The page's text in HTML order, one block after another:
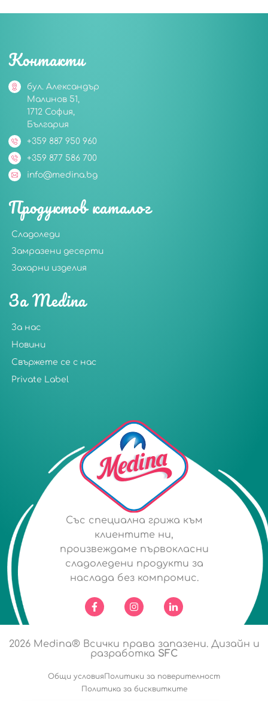
Със специална грижа към
клиентите ни,
произвеждаме първокласни
сладоледени продукти за
наслада без компромис.
За Medina
За нас
Новини
Свържете се с нас
Private Label
Продуктов каталог
Сладоледи
Замразени десерти
Захарни изделия
Контакти
бул. Александър
Малинов 51,
1712 София,
България
+359 887 950 960
+359 877 586 700
info@medina.bg
2026Medina® Всички права запазени. Дизайн и
разработка SFC
Общи условия Политики за поверителност
Политика за бисквитките